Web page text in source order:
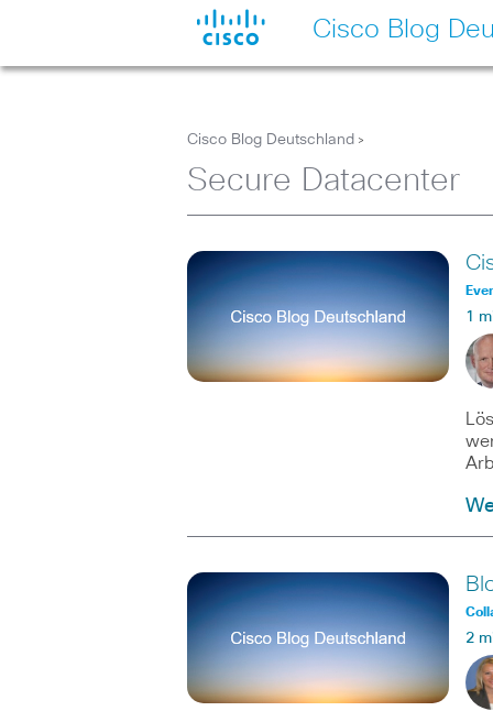
Cisco Blog
Cisco Blog Deutschland >
Secure Datacenter
1
2